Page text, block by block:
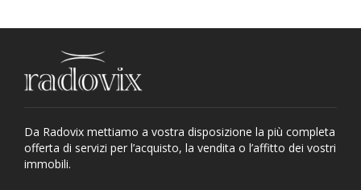
Da Radovix mettiamo a vostra disposizione la più completa
offerta di servizi per l’acquisto, la vendita o l’affitto dei vostri
immobili.